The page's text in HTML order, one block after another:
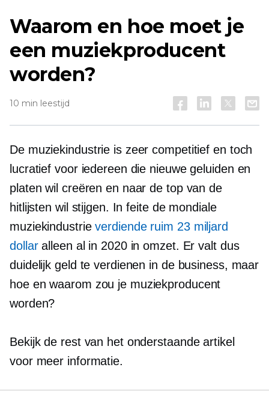
Waarom en hoe moet je
een muziekproducent
worden?
10 min leestijd
De muziekindustrie is zeer competitief en toch
lucratief voor iedereen die nieuwe geluiden en
platen wil creëren en naar de top van de
hitlijsten wil stijgen. In feite de mondiale
muziekindustrieverdiende ruim 23 miljard
dollaralleen al in 2020 in omzet. Er valt dus
duidelijk geld te verdienen in de business, maar
hoe en waarom zou je muziekproducent
worden?
Bekijk de rest van het onderstaande artikel
voor meer informatie.